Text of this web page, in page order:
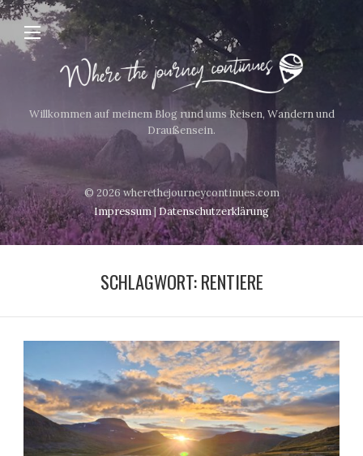
Willkommen auf meinem Blog rund ums Reisen, Wandern und
Draußensein.
© 2026 wherethejourneycontinues.com
Impressum|Datenschutzerklärung
SCHLAGWORT:RENTIERE